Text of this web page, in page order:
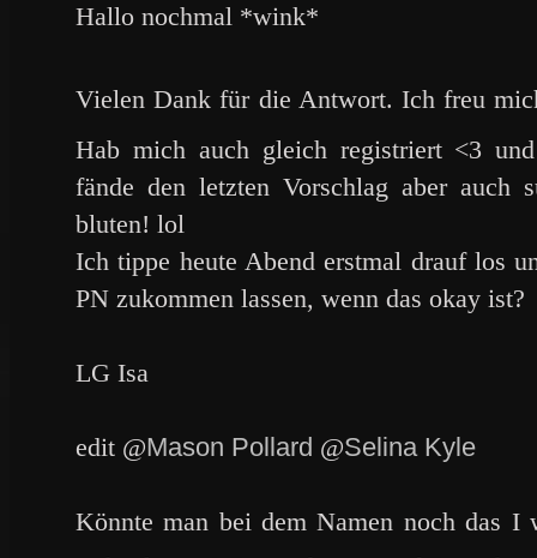
Hallo nochmal *wink*
Vielen Dank für die Antwort. Ich freu
Hab mich auch gleich registriert <3
fände den letzten Vorschlag aber auch
bluten! lol
Ich tippe heute Abend erstmal drauf los
PN zukommen lassen, wenn das okay ist?
LG Isa
edit @Mason Pollard @Selina Kyle
Könnte man bei dem Namen noch das I